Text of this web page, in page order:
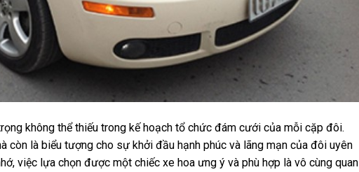
không thể thiếu trong kế hoạch tổ chức đám cưới của mỗi cặp đôi.
còn là biểu tượng cho sự khởi đầu hạnh phúc và lãng mạn của đôi uyên
việc lựa chọn được một chiếc xe hoa ưng ý và phù hợp là vô cùng quan